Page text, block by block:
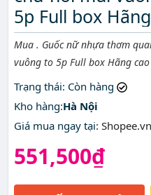
5p Full box
rộng) . <
Mô tả ngắn
Mua . Guốc nữ nhựa thơm
vuông to 5p Full box Hãng
Trạng thái: Còn hàng
Kho hàng:Hà Nội
Giá mua ngay tại: Shopee.vn
551,500₫